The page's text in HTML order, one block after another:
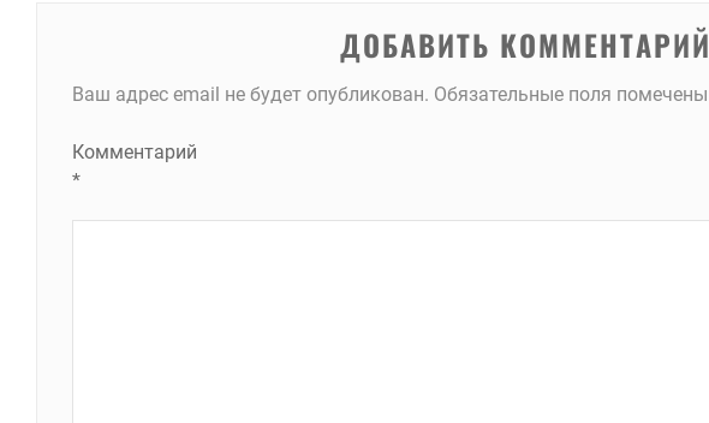
ДОБАВИТЬ КОММЕНТАРИЙ
Ваш адрес email не будет опубликован. Обязательные поля помечены
Комментарий
*